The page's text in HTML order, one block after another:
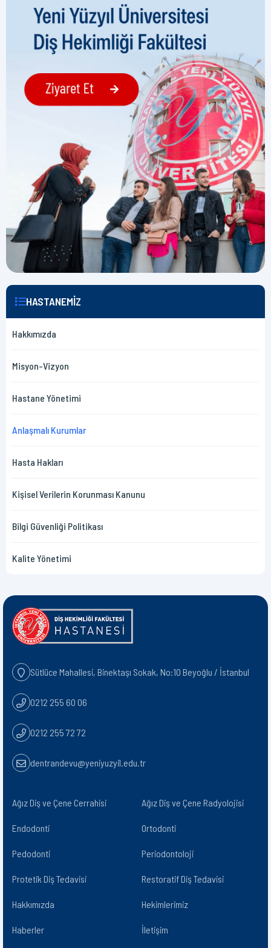
HASTANEMİZ
Hakkımızda
Misyon-Vizyon
Hastane Yönetimi
Anlaşmalı Kurumlar
Hasta Hakları
Kişisel Verilerin Korunması Kanunu
Bilgi Güvenliği Politikası
Kalite Yönetimi
Sütlüce Mahallesi, Binektaşı Sokak, No:10 Beyoğlu / İstanbul
0212 255 60 06
0212 255 72 72
dentrandevu@yeniyuzyil.edu.tr
Ağız Diş ve Çene Cerrahisi Ağız Diş ve Çene Radyolojisi​
Endodonti Ortodonti
Pedodonti Periodontoloji
Protetik Diş Tedavisi Restoratif Diş Tedavisi
Hakkımızda Hekimlerimiz
Haberler İletişim